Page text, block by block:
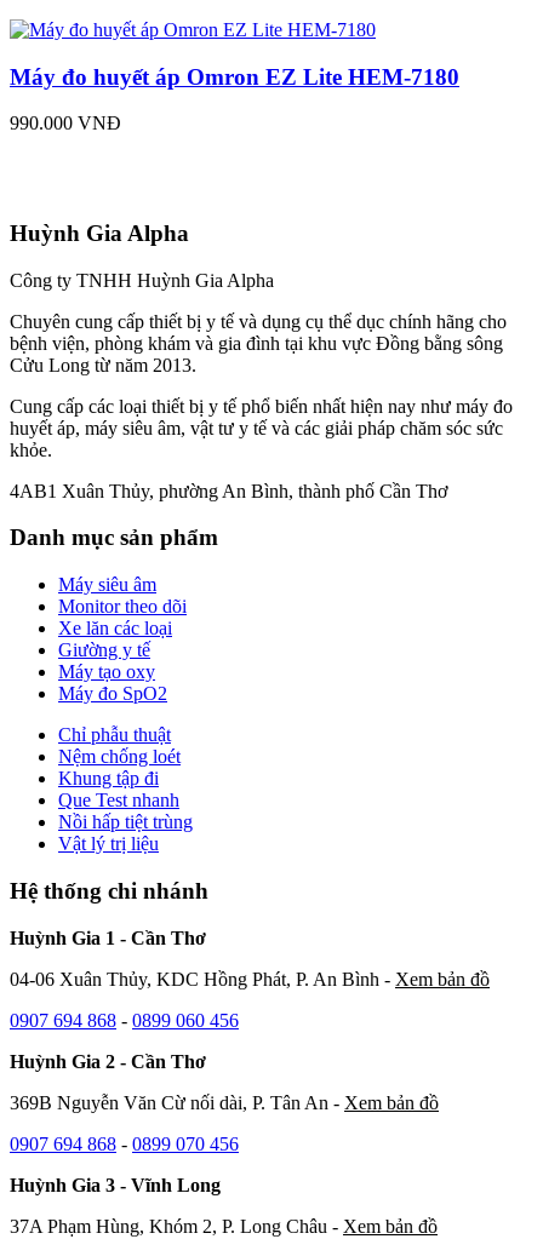
Máy đo huyết áp Omron EZ Lite HEM-7180
990.000 VNĐ
Huỳnh Gia Alpha
Công ty TNHH Huỳnh Gia Alpha
Chuyên cung cấp thiết bị y tế và dụng cụ thể dục chính hãng cho
bệnh viện, phòng khám và gia đình tại khu vực Đồng bằng sông
Cửu Long từ năm 2013.
Cung cấp các loại thiết bị y tế phổ biến nhất hiện nay như máy đo
huyết áp, máy siêu âm, vật tư y tế và các giải pháp chăm sóc sức
khỏe.
4AB1 Xuân Thủy, phường An Bình, thành phố Cần Thơ
Danh mục sản phẩm
Máy siêu âm
Monitor theo dõi
Xe lăn các loại
Giường y tế
Máy tạo oxy
Máy đo SpO2
Chỉ phẫu thuật
Nệm chống loét
Khung tập đi
Que Test nhanh
Nồi hấp tiệt trùng
Vật lý trị liệu
Hệ thống chi nhánh
Huỳnh Gia 1 - Cần Thơ
04-06 Xuân Thủy, KDC Hồng Phát, P. An Bình - Xem bản đồ
0907 694 868 - 0899 060 456
Huỳnh Gia 2 - Cần Thơ
369B Nguyễn Văn Cừ nối dài, P. Tân An - Xem bản đồ
0907 694 868 - 0899 070 456
Huỳnh Gia 3 - Vĩnh Long
37A Phạm Hùng, Khóm 2, P. Long Châu - Xem bản đồ